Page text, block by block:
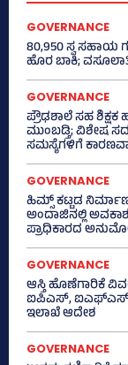
GOVERNANCE
80,950 ಸ್ವ ಸಹಾಯ
ಹೊರ ಬಾಕಿ;
GOVERNANCE
ಪ್ರೌಢಶಾಲೆ ಸಹ
ಮುಂಬಡ್ತಿ; ವಿಶೇಷ
ಸಮಸ್ಯೆಗಳಿಗೆ
GOVERNANCE
ಹಿಮ್ಸ್‌ ಕಟ್ಟಡ
ಅಂದಾಜಿನಲ್ಲಿ
ಪ್ರಾಧಿಕಾರದ
GOVERNANCE
ಆಸ್ತಿ ಹೊಣೆಗಾರಿಕೆ
ಐಪಿಎಸ್‌, ಐಎಫ್‌ಎಸ್‌
ಇಲಾಖೆ ಆದೇಶ
GOVERNANCE